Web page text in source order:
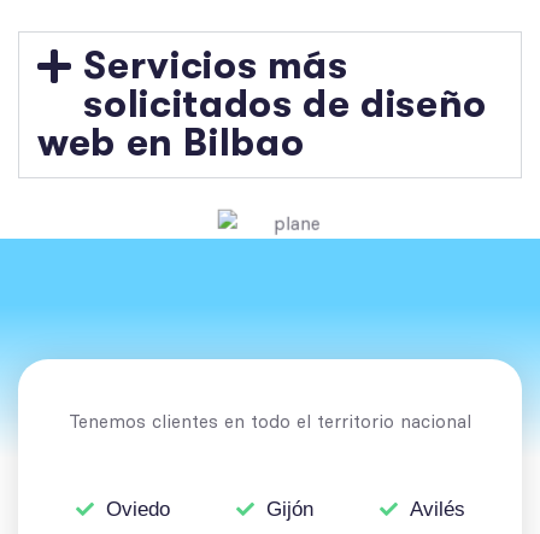
Servicios más
solicitados de diseño
web en Bilbao
Tenemos clientes en todo el territorio nacional
Oviedo Gijón Avilés